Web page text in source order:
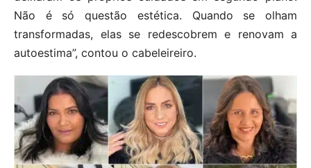
Não é só questão estética. Quando se olham
transformadas, elas se redescobrem e renovam a
autoestima”, contou o cabeleireiro.